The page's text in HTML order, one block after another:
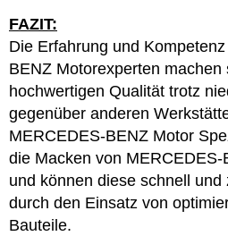
FAZIT:
Die Erfahrung und
BENZ Motorexperten
hochwertigen Qualität trotz
gegenüber anderen
MERCEDES-BENZ Motor
die Macken von
und können diese schnell
durch den Einsatz von
Bauteile.